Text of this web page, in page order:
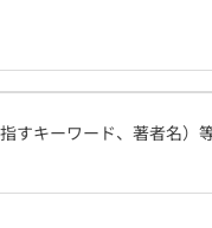
すキーワード、著者名）